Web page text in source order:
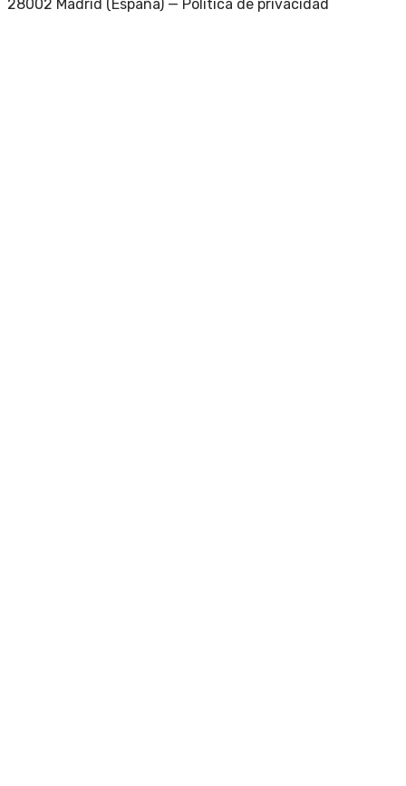
28002 Madrid (España) — Política de privacidad